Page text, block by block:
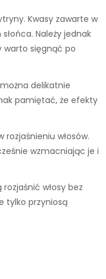
Kwasy zawarte w
Należy jednak
warto sięgnąć po
delikatnie
pamiętać, że efekty
włosów.
wzmacniając je i
włosy bez
tylko przyniosą